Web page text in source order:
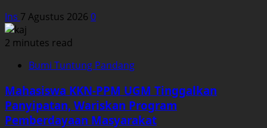
Ins 7 Agustus 2026 0
2 minutes read
Bumi Tuntung Pandang
Mahasiswa KKN-PPM UGM Tinggalkan
Panyipatan, Wariskan Program
Pemberdayaan Masyarakat